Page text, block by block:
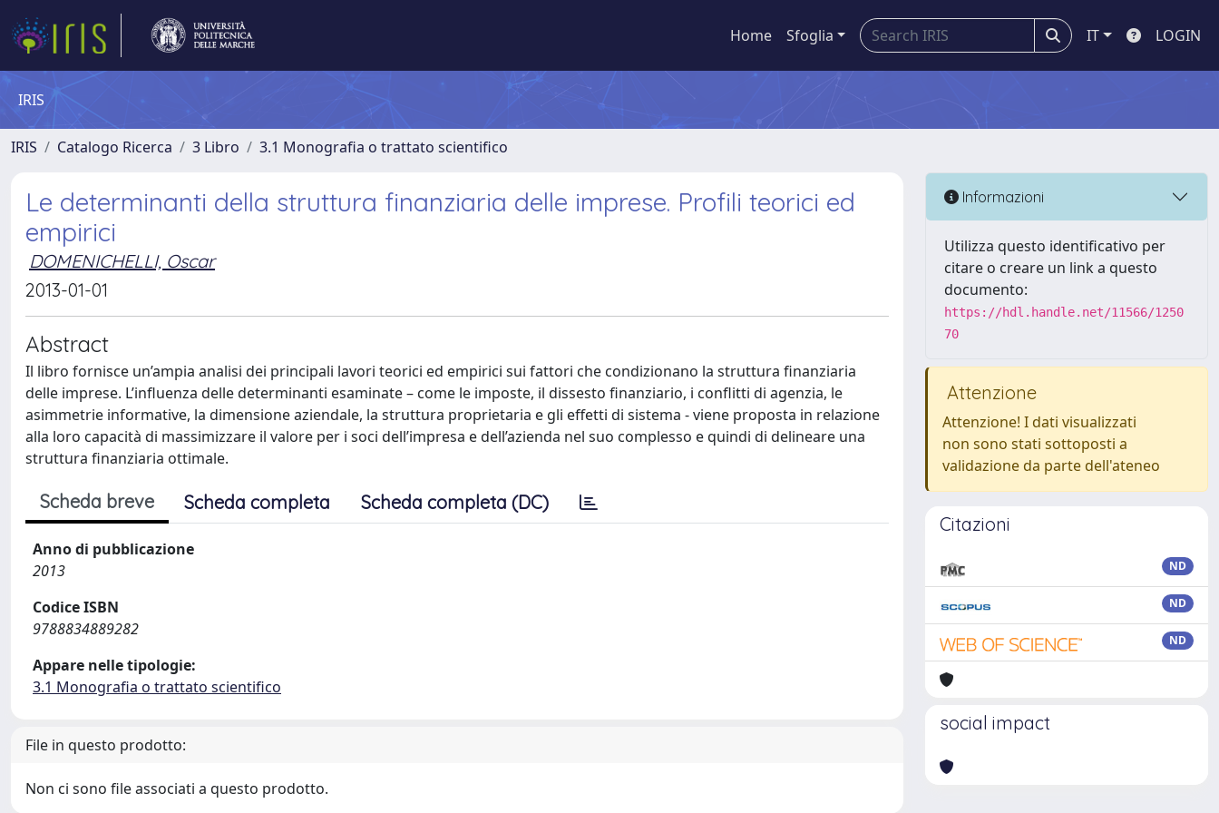
Home Sfoglia IT LOGIN
IRIS
IRIS Catalogo Ricerca 3 Libro 3.1 Monografia o trattato scientifico
Le determinanti della struttura finanziaria delle imprese. Profili teorici ed
empirici
DOMENICHELLI, Oscar
2013-01-01
Abstract
Il libro fornisce un’ampia analisi dei principali lavori teorici ed empirici sui fattori che condizionano la struttura finanziaria
delle imprese. L’influenza delle determinanti esaminate – come le imposte, il dissesto finanziario, i conflitti di agenzia, le
asimmetrie informative, la dimensione aziendale, la struttura proprietaria e gli effetti di sistema - viene proposta in relazione
alla loro capacità di massimizzare il valore per i soci dell’impresa e dell’azienda nel suo complesso e quindi di delineare una
struttura finanziaria ottimale.
Scheda breve Scheda completa Scheda completa (DC)
Anno di pubblicazione
2013
Codice ISBN
9788834889282
Appare nelle tipologie:
3.1 Monografia o trattato scientifico
File in questo prodotto:
Non ci sono file associati a questo prodotto.
Informazioni
Utilizza questo identificativo per
citare o creare un link a questo
documento:
https://hdl.handle.net/11566/1250
70
Attenzione
Attenzione! I dati visualizzati
non sono stati sottoposti a
validazione da parte dell'ateneo
Citazioni
ND
ND
ND
social impact